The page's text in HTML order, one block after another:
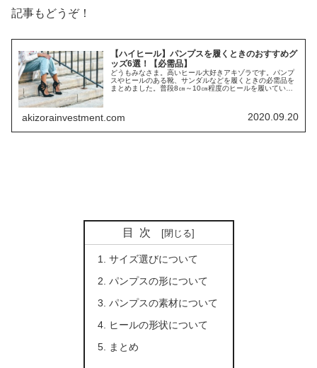
記事もどうぞ！
【ハイヒール】パンプスを履くときのおすすめグ
ッズ6選！【必需品】
どうもみなさま。高いヒール大好きアキゾラです。パンプ
スやヒールのある靴、サンダルなどを履くときの必需品を
まとめました。普段8㎝～10㎝程度のヒールを履いている
akizorainvestment.com 2020.09.20
目次
サイズ選びについて
パンプスの形について
パンプスの素材について
ヒールの形状について
まとめ